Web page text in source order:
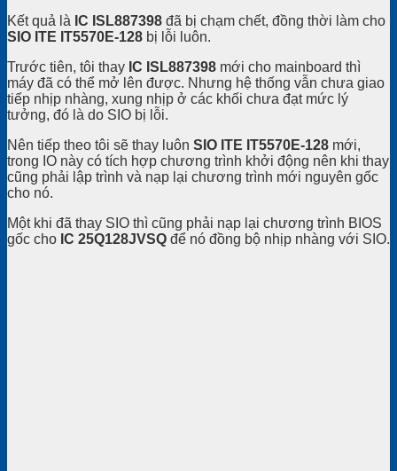
Kết quả là IC ISL887398 đã bị chạm chết, đồng thời làm cho
SIO ITE IT5570E-128 bị lỗi luôn.
Trước tiên, tôi thay IC ISL887398 mới cho mainboard thì
máy đã có thể mở lên được. Nhưng hệ thống vẫn chưa giao
tiếp nhịp nhàng, xung nhịp ở các khối chưa đạt mức lý
tưởng, đó là do SIO bị lỗi.
Nên tiếp theo tôi sẽ thay luôn SIO ITE IT5570E-128 mới,
trong IO này có tích hợp chương trình khởi động nên khi thay
cũng phải lập trình và nạp lại chương trình mới nguyên gốc
cho nó.
Một khi đã thay SIO thì cũng phải nạp lại chương trình BIOS
gốc cho IC 25Q128JVSQ để nó đồng bộ nhịp nhàng với SIO.